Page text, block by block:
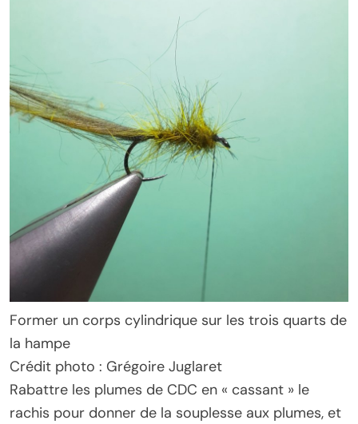
Former un corps cylindrique sur les trois quarts de
la hampe
Crédit photo : Grégoire Juglaret
Rabattre les plumes de CDC en « cassant » le
rachis pour donner de la souplesse aux plumes, et